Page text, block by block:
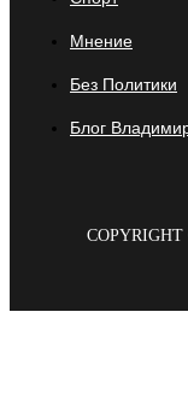
Мнение
Без Политики
Блог